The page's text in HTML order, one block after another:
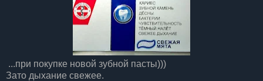
...при покупке новой зубной пасты)))
Зато дыхание свежее.